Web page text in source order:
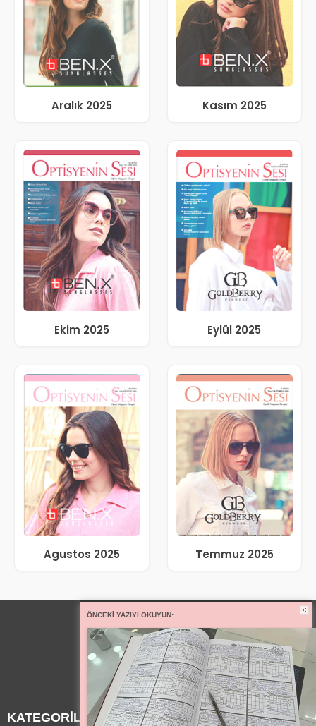
Aralık 2025 Kasım 2025
Ekim 2025 Eylül 2025
Agustos 2025 Temmuz 2025
KATEGORİLER
ÖNCEKI YAZIYI OKUYUN: